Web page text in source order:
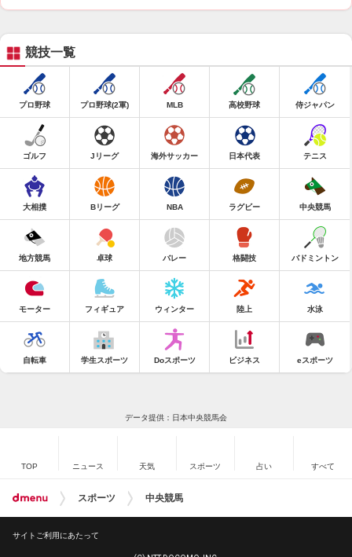
競技一覧
プロ野球 プロ野球(2軍) MLB 高校野球 侍ジャパン
ゴルフ Jリーグ 海外サッカー 日本代表 テニス
大相撲 Bリーグ NBA ラグビー 中央競馬
地方競馬 卓球 バレー 格闘技 バドミントン
モーター フィギュア ウィンター 陸上 水泳
自転車 学生スポーツ Doスポーツ ビジネス eスポーツ
データ提供：日本中央競馬会
TOP ニュース 天気 スポーツ 占い すべて
スポーツ 中央競馬
サイトご利用にあたって